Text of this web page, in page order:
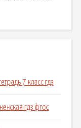
7 класс гдз
гдз фгос